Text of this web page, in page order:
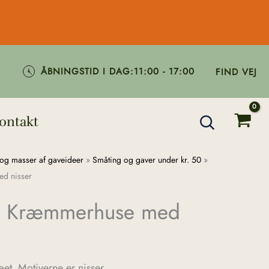
ÅBNINGSTID I DAG:11:00 - 17:00 FIND VEJ
masser af gaveideer » Småting og gaver under kr. 50 »
nisser
med